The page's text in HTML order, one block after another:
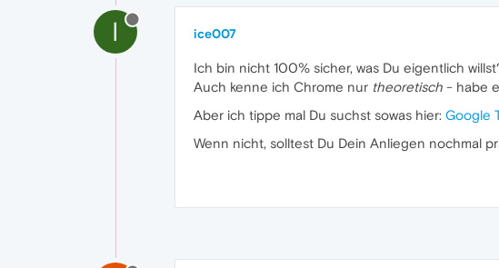
I ice007
Ich bin nicht 100% sicher, was Du eigentlich
Auch kenne ich Chrome nur theoretisch - habe
Aber ich tippe mal Du suchst sowas hier: Google
Wenn nicht, solltest Du Dein Anliegen nochmal